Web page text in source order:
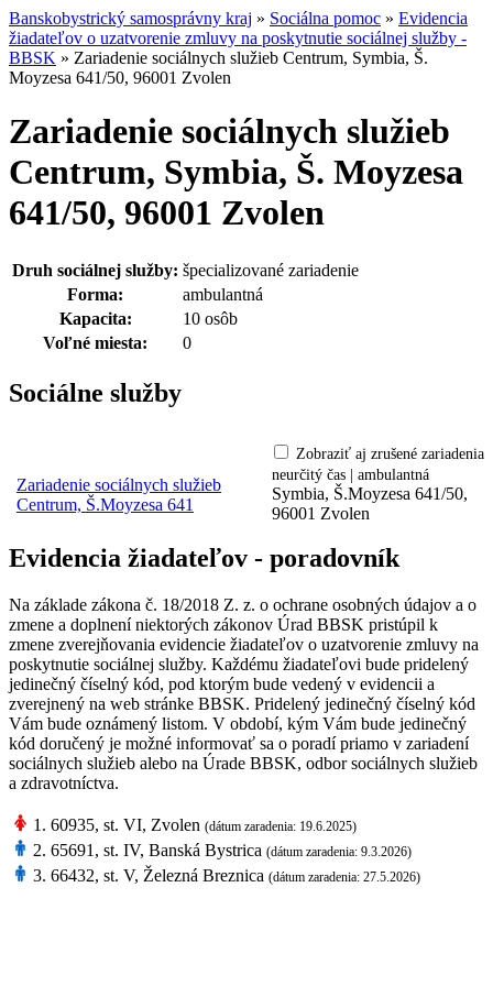
Banskobystrický samosprávny kraj » Sociálna pomoc » Evidencia
žiadateľov o uzatvorenie zmluvy na poskytnutie sociálnej služby -
BBSK » Zariadenie sociálnych služieb Centrum, Symbia, Š.
Moyzesa 641/50, 96001 Zvolen
Zariadenie sociálnych služieb
Centrum, Symbia, Š. Moyzesa
641/50, 96001 Zvolen
Druh sociálnej služby: špecializované zariadenie
Forma:
ambulantná
Kapacita:
10 osôb
Voľné miesta:
0
Sociálne služby
Zobraziť aj zrušené zariadenia
Zariadenie sociálnych služieb
Centrum, Š.Moyzesa 641
neurčitý čas | ambulantná
Symbia, Š.Moyzesa 641/50,
96001 Zvolen
Evidencia žiadateľov - poradovník
Na základe zákona č. 18/2018 Z. z. o ochrane osobných údajov a o
zmene a doplnení niektorých zákonov Úrad BBSK pristúpil k
zmene zverejňovania evidencie žiadateľov o uzatvorenie zmluvy na
poskytnutie sociálnej služby. Každému žiadateľovi bude pridelený
jedinečný číselný kód, pod ktorým bude vedený v evidencii a
zverejnený na web stránke BBSK. Pridelený jedinečný číselný kód
Vám bude oznámený listom. V období, kým Vám bude jedinečný
kód doručený je možné informovať sa o poradí priamo v zariadení
sociálnych služieb alebo na Úrade BBSK, odbor sociálnych služieb
a zdravotníctva.
1. 60935, st. VI, Zvolen (dátum zaradenia: 19.6.2025)
2. 65691, st. IV, Banská Bystrica (dátum zaradenia: 9.3.2026)
3. 66432, st. V, Železná Breznica (dátum zaradenia: 27.5.2026)